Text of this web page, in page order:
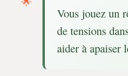
Vous jouez un
de tensions
aider à apaiser